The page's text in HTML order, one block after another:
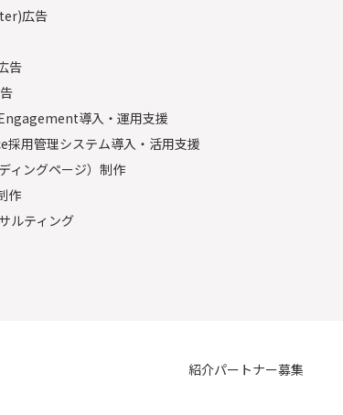
広告
告
導入・運用支援
採用管理システム導入・活用支援
ィングページ）制作
作
ルティング
紹介パートナー募集